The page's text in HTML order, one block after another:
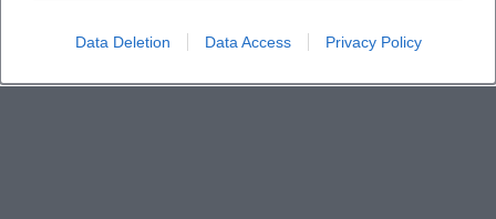
Data Deletion Data Access Privacy Policy
Gibt es Sitzgelegenheiten im Europagarten?